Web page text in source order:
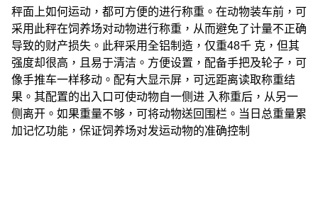
秤面上如何运动，都可方便的进行称重。在动物装车前，可
采用此秤在饲养场对动物进行称重，从而避免了计量不正确
导致的财产损失。此秤采用全铝制造，仅重48千 克，但其
强度却很高，且易于清洁。方便设置，配备手把及轮子，可
像手推车一样移动。配有大显示屏，可远距离读取称重结
果。其配置的出入口可使动物自一侧进 入称重后，从另一
侧离开。如果重量不够，可将动物送回围栏。当日总重量累
加记忆功能，保证饲养场对发运动物的准确控制